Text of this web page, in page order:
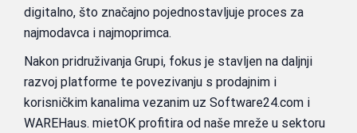
digitalno, što značajno pojednostavljuje proces za
najmodavca i najmoprimca.
Nakon pridruživanja Grupi, fokus je stavljen na daljnji
razvoj platforme te povezivanju s prodajnim i
korisničkim kanalima vezanim uz Software24.com i
WAREHaus. mietOK profitira od naše mreže u sektoru